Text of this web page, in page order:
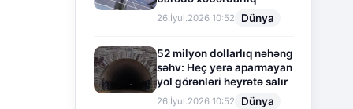
26.İyul.2026 10:52 Dünya
52 milyon dollarlıq nəhəng
səhv: Heç yerə aparmayan
yol görənləri heyrətə salır
26.İyul.2026 10:52 Dünya